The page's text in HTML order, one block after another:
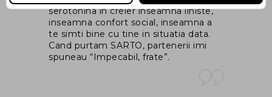
serotonina in creier inseamna liniste,
inseamna confort social, inseamna a
te simti bine cu tine in situatia data.
Cand purtam SARTO, partenerii imi
spuneau “Impecabil, frate”.